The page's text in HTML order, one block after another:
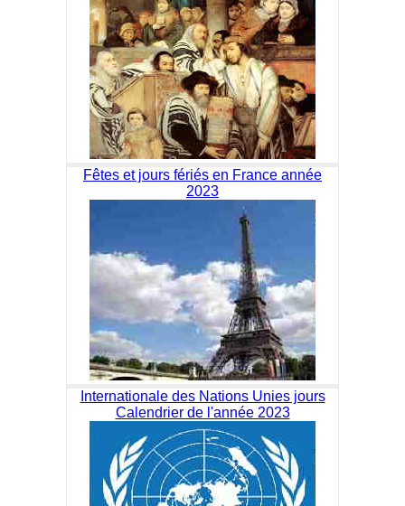
Fêtes et jours fériés en France année
2023
Internationale des Nations Unies jours
Calendrier de l'année 2023